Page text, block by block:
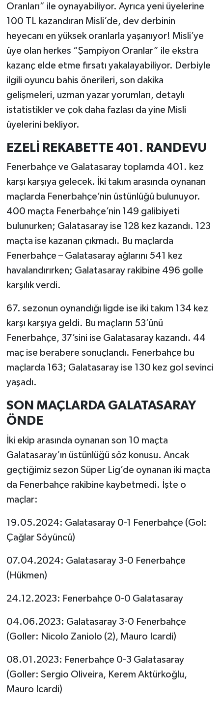
Oranları” ile oynayabiliyor. Ayrıca yeni üyelerine
100 TL kazandıran Misli’de, dev derbinin
heyecanı en yüksek oranlarla yaşanıyor! Misli’ye
üye olan herkes “Şampiyon Oranlar” ile ekstra
kazanç elde etme fırsatı yakalayabiliyor. Derbiyle
ilgili oyuncu bahis önerileri, son dakika
gelişmeleri, uzman yazar yorumları, detaylı
istatistikler ve çok daha fazlası da yine Misli
üyelerini bekliyor.
EZELİ REKABETTE 401. RANDEVU
Fenerbahçe ve Galatasaray toplamda 401. kez
karşı karşıya gelecek. İki takım arasında oynanan
maçlarda Fenerbahçe’nin üstünlüğü bulunuyor.
400 maçta Fenerbahçe’nin 149 galibiyeti
bulunurken; Galatasaray ise 128 kez kazandı. 123
maçta ise kazanan çıkmadı. Bu maçlarda
Fenerbahçe – Galatasaray ağlarını 541 kez
havalandırırken; Galatasaray rakibine 496 golle
karşılık verdi.
67. sezonun oynandığı ligde ise iki takım 134 kez
karşı karşıya geldi. Bu maçların 53’ünü
Fenerbahçe, 37’sini ise Galatasaray kazandı. 44
maç ise berabere sonuçlandı. Fenerbahçe bu
maçlarda 163; Galatasaray ise 130 kez gol sevinci
yaşadı.
SON MAÇLARDA GALATASARAY
ÖNDE
İki ekip arasında oynanan son 10 maçta
Galatasaray’ın üstünlüğü söz konusu. Ancak
geçtiğimiz sezon Süper Lig’de oynanan iki maçta
da Fenerbahçe rakibine kaybetmedi. İşte o
maçlar:
19.05.2024: Galatasaray 0-1 Fenerbahçe (Gol:
Çağlar Söyüncü)
07.04.2024: Galatasaray 3-0 Fenerbahçe
(Hükmen)
24.12.2023: Fenerbahçe 0-0 Galatasaray
04.06.2023: Galatasaray 3-0 Fenerbahçe
(Goller: Nicolo Zaniolo (2), Mauro Icardi)
08.01.2023: Fenerbahçe 0-3 Galatasaray
(Goller: Sergio Oliveira, Kerem Aktürkoğlu,
Mauro Icardi)